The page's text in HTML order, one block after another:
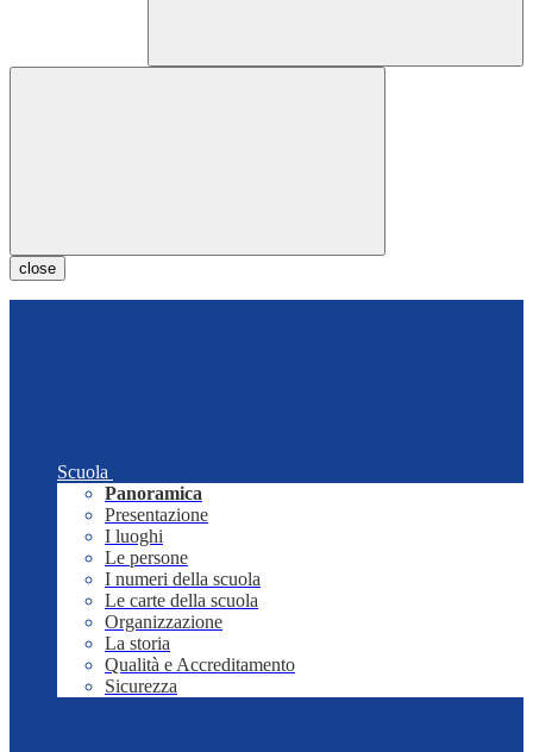
close
Scuola
Panoramica
Presentazione
I luoghi
Le persone
I numeri della scuola
Le carte della scuola
Organizzazione
La storia
Qualità e Accreditamento
Sicurezza